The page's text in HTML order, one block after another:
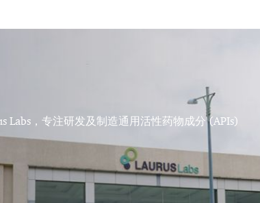
Labs，专注研发及制造通用活性药物成分 (APIs)